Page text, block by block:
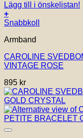
Lägg till i önskelistan!
+
Snabbkoll
Armband
CAROLINE
VINTAGE ROSE
895 kr